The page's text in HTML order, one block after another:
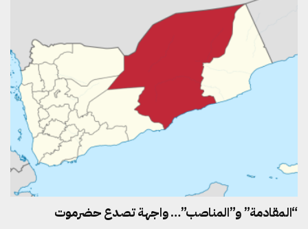
“المقادمة” و”المناصب”… واجهة تصدع حضرموت